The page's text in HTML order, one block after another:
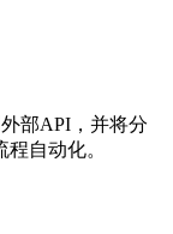
部API，并将分
自动化。